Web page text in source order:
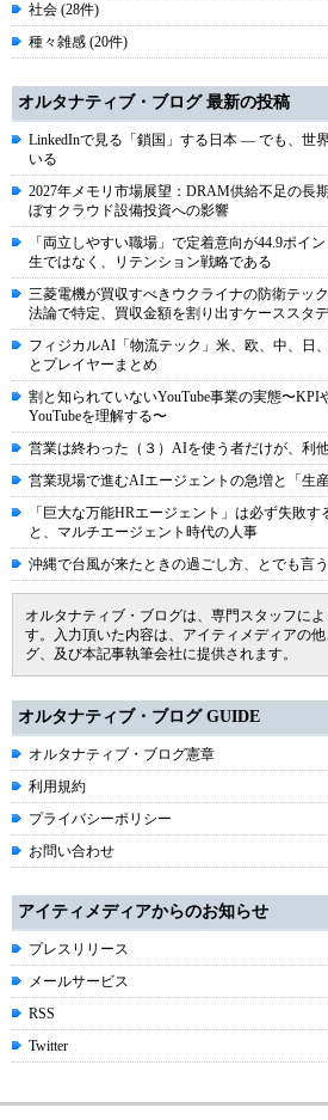
社会 (28件)
種々雑感 (20件)
オルタナティブ・ブログ 最新の投稿
LinkedInで見る「鎖国」する日本 ― でも、世
いる
2027年メモリ市場展望：DRAM供給不足の長
ぼすクラウド設備投資への影響
「両立しやすい職場」で定着意向が44.9ポイ
生ではなく、リテンション戦略である
三菱電機が買収すべきウクライナの防衛テッ
法論で特定、買収金額を割り出すケーススタ
フィジカルAI「物流テック」米、欧、中、日
とプレイヤーまとめ
割と知られていないYouTube事業の実態〜
YouTubeを理解する〜
営業は終わった（３）AIを使う者だけが、利
営業現場で進むAIエージェントの急増と「生
「巨大な万能HRエージェント」は必ず失敗す
と、マルチエージェント時代の人事
沖縄で台風が来たときの過ごし方、とでも言
オルタナティブ・ブログは、専門スタッフに
す。入力頂いた内容は、アイティメディアの
グ、及び本記事執筆会社に提供されます。
オルタナティブ・ブログ GUIDE
オルタナティブ・ブログ憲章
利用規約
プライバシーポリシー
お問い合わせ
アイティメディアからのお知らせ
プレスリリース
メールサービス
RSS
Twitter